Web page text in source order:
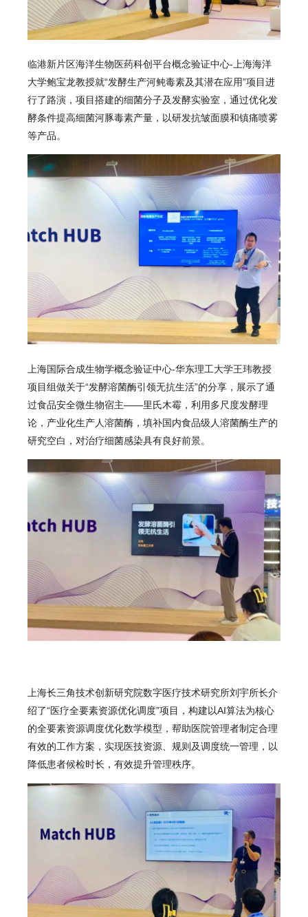
临港新片区海洋生物医药科创平台概念验证中心-上海海洋
大学鲍宝龙教授就“发酵生产河鲀毒素及其潜在应用”项目进
行了路演，项目搭建的细菌分子及发酵实验室，通过优化发
酵条件提高细菌河豚毒素产量，以研发抗皱面膜和镇痛喷雾
等产品。
上海国际合成生物学概念验证中心-华东理工大学王玮教授
项目组做关于“发酵溶菌酶引领无抗生活”的分享，展示了通
过食品安全微生物宿主——里氏木霉，利用多尺度发酵理
论，产业化生产人溶菌酶，填补国内食品级人溶菌酶生产的
研究空白，对治疗细菌感染具有良好前景。
上海长三角技术创新研究院数字医疗技术研究所刘宇所长介
绍了“医疗全要素资源优化调度”项目，构建以AI算法为核心
的全要素资源调度优化数学模型，帮助医院管理者制定合理
有效的工作方案，实现医技资源、规则及调度统一管理，以
降低患者候检时长，有效提升管理秩序。